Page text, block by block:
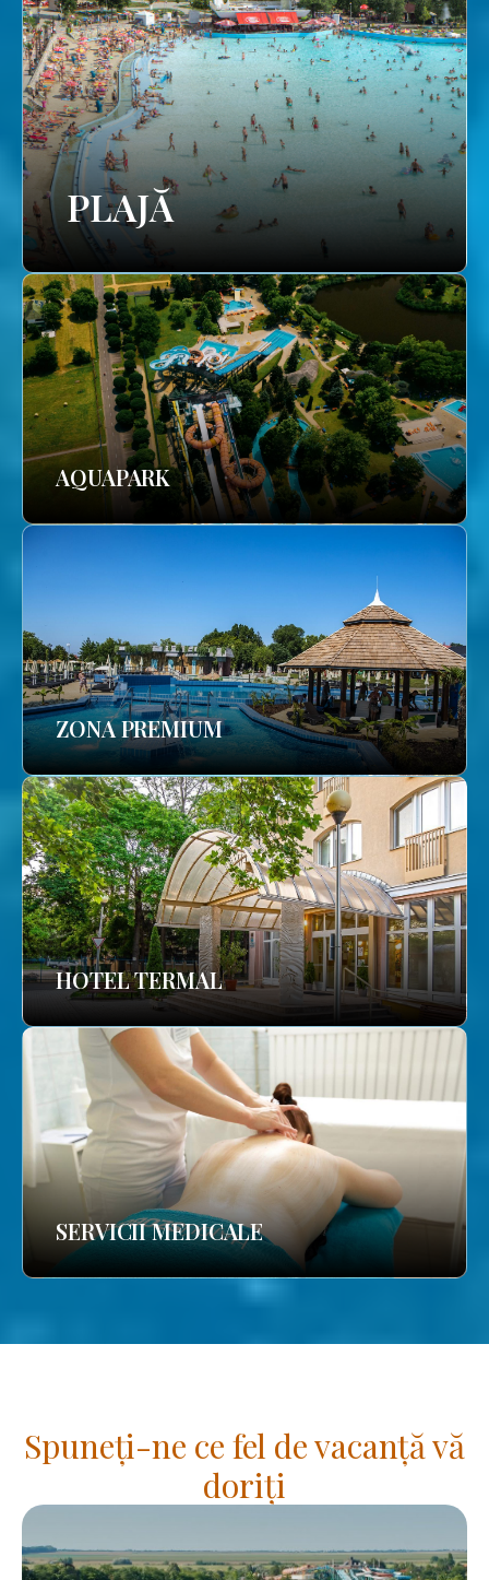
PLAJĂ
AQUAPARK
ZONA PREMIUM
HOTEL TERMAL
SERVICII MEDICALE
Spuneți-ne ce fel de vacanță vă
doriți